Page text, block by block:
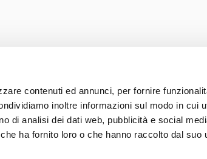
contenuti ed annunci, per fornire
inoltre informazioni sul modo in cui
di analisi dei dati web, pubblicità e social
ha fornito loro o che hanno raccolto dal suo
104
Photo credits